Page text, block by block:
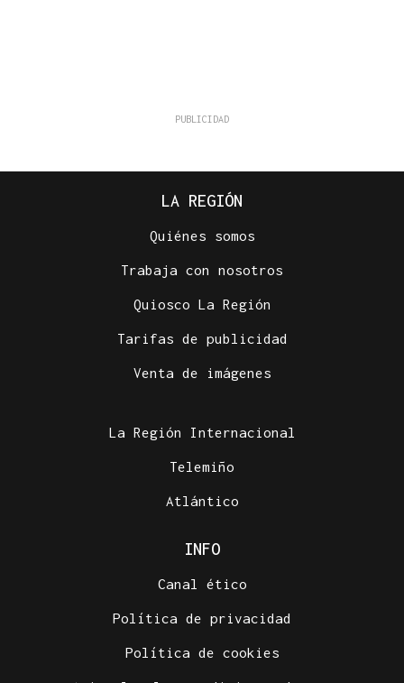
LA REGIÓN
Quiénes somos
Trabaja con nosotros
Quiosco La Región
Tarifas de publicidad
Venta de imágenes
La Región Internacional
Telemiño
Atlántico
INFO
Canal ético
Política de privacidad
Política de cookies